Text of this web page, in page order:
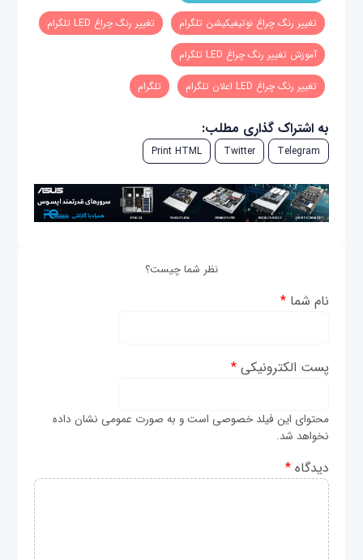
تغییر رنگ چراغ نوتیفیکیشن تلگرام تغییر رنگ چراغ LED تلگرام
آموزش تغییر رنگ چراغ LED تلگرام
تغییر رنگ چراغ LED اعلان تلگرام تلگرام
به اشتراک گذاری مطلب:
Telegram
Twitter
Print HTML
نظر شما چیست؟
نام شما*
پست الکترونیکی*
محتوای این فیلد خصوصی است و به صورت عمومی نشان داده
نخواهد شد.
دیدگاه*